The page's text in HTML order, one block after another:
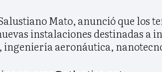
Mato, anunció que los
instalaciones destinadas a
ingeniería aeronáutica,